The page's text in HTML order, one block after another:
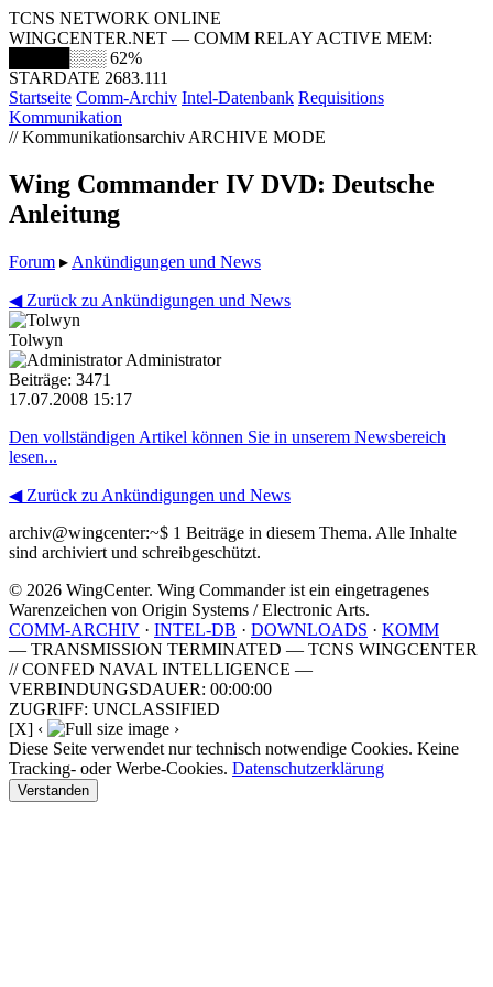
TCNS NETWORK ONLINE
WINGCENTER.NET — COMM RELAY ACTIVE MEM:
█████░░░ 62%
STARDATE 2683.111
Startseite Comm-Archiv Intel-Datenbank Requisitions
Kommunikation
// Kommunikationsarchiv ARCHIVE MODE
Wing Commander IV DVD: Deutsche
Anleitung
Forum ▸ Ankündigungen und News
◀ Zurück zu Ankündigungen und News
Tolwyn
Administrator
Beiträge: 3471
17.07.2008 15:17
Den vollständigen Artikel können Sie in unserem Newsbereich
lesen...
◀ Zurück zu Ankündigungen und News
archiv@wingcenter:~$ 1 Beiträge in diesem Thema. Alle Inhalte
sind archiviert und schreibgeschützt.
© 2026 WingCenter. Wing Commander ist ein eingetragenes
Warenzeichen von Origin Systems / Electronic Arts.
COMM-ARCHIV · INTEL-DB · DOWNLOADS · KOMM
— TRANSMISSION TERMINATED — TCNS WINGCENTER
// CONFED NAVAL INTELLIGENCE —
VERBINDUNGSDAUER: 00:00:00
ZUGRIFF: UNCLASSIFIED
[X] ‹
›
Diese Seite verwendet nur technisch notwendige Cookies. Keine
Tracking- oder Werbe-Cookies. Datenschutzerklärung
Verstanden